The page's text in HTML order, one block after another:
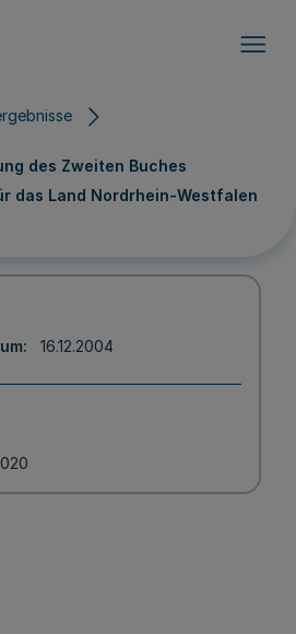
des Zweiten Buches
das Land Nordrhein-Westfalen
16.12.2004